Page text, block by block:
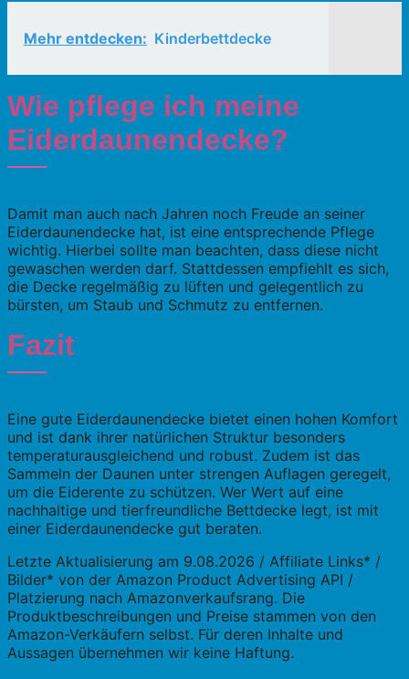
Mehr entdecken: Kinderbettdecke
Wie pflege ich meine
Eiderdaunendecke?
Damit man auch nach Jahren noch Freude an seiner
Eiderdaunendecke hat, ist eine entsprechende Pflege
wichtig. Hierbei sollte man beachten, dass diese nicht
gewaschen werden darf. Stattdessen empfiehlt es sich,
die Decke regelmäßig zu lüften und gelegentlich zu
bürsten, um Staub und Schmutz zu entfernen.
Fazit
Eine gute Eiderdaunendecke bietet einen hohen Komfort
und ist dank ihrer natürlichen Struktur besonders
temperaturausgleichend und robust. Zudem ist das
Sammeln der Daunen unter strengen Auflagen geregelt,
um die Eiderente zu schützen. Wer Wert auf eine
nachhaltige und tierfreundliche Bettdecke legt, ist mit
einer Eiderdaunendecke gut beraten.
Letzte Aktualisierung am 9.08.2026 / Affiliate Links* /
Bilder* von der Amazon Product Advertising API /
Platzierung nach Amazonverkaufsrang. Die
Produktbeschreibungen und Preise stammen von den
Amazon-Verkäufern selbst. Für deren Inhalte und
Aussagen übernehmen wir keine Haftung.